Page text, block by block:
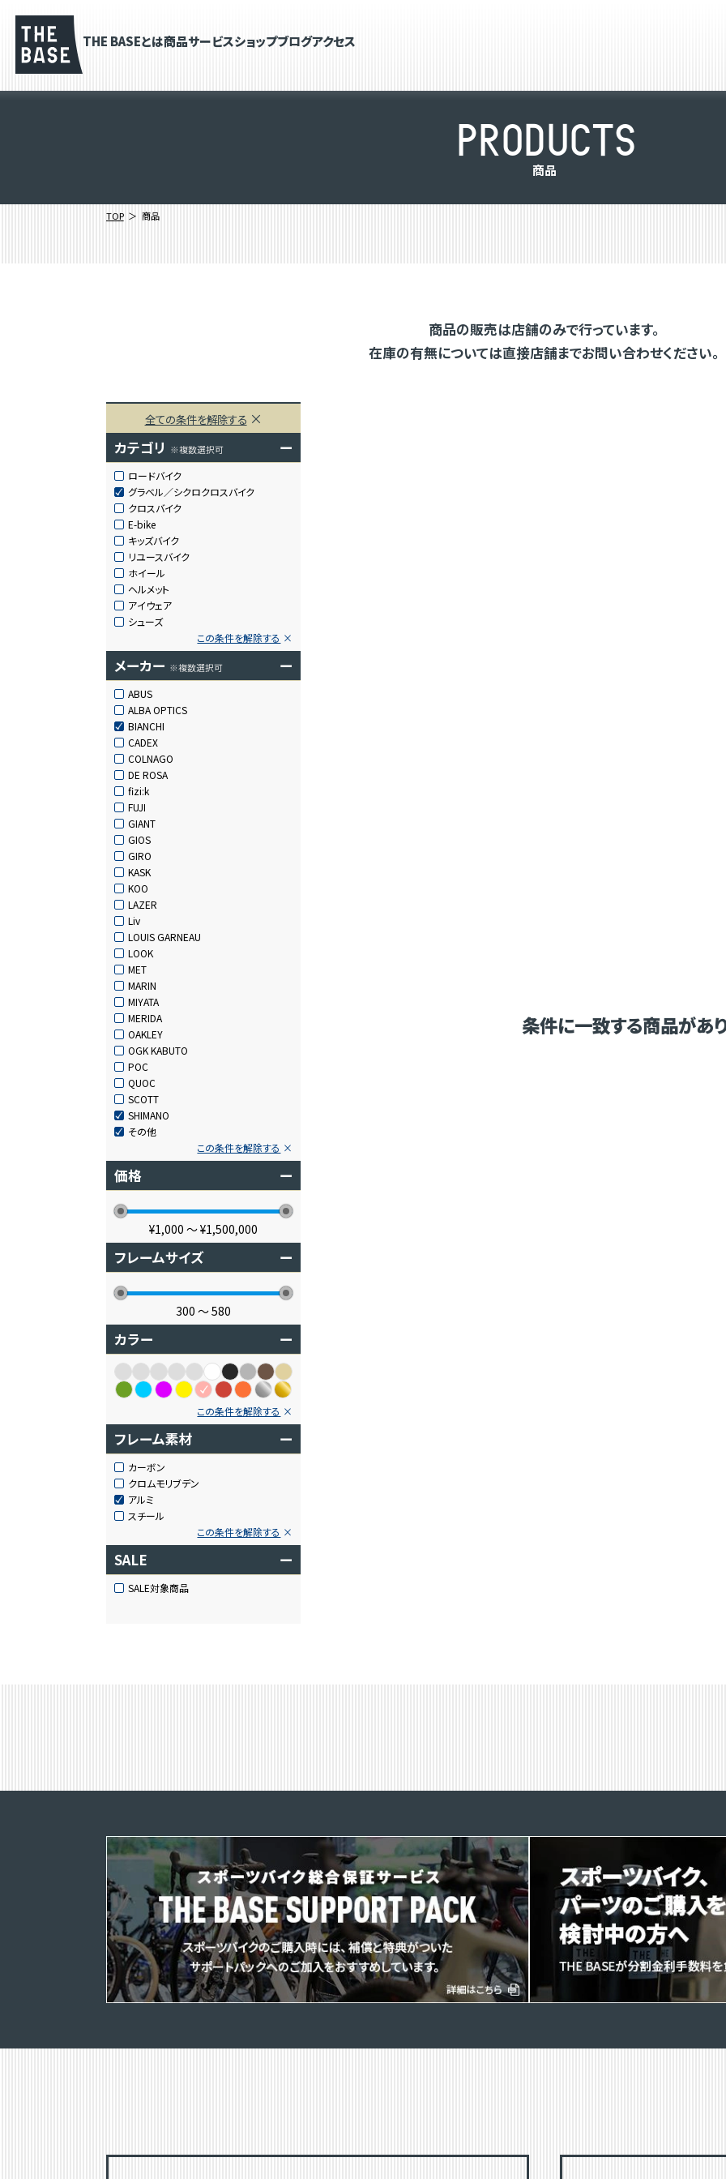
THE BASEとは商品サービスショップブログアクセス
PRODUCTS
商品
TOP 商品
商品の販売は店舗のみで行っています。
在庫の有無については直接店舗までお問い合わせください。
全ての条件を解除する
カテゴリ ※複数選択可 ー
ロードバイク
グラベル／シクロクロスバイク
クロスバイク
E-bike
キッズバイク
リユースバイク
ホイール
ヘルメット
アイウェア
シューズ
この条件を解除する
メーカー ※複数選択可 ー
ABUS
ALBA OPTICS
BIANCHI
CADEX
COLNAGO
DE ROSA
fizi:k
FUJI
GIANT
GIOS
GIRO
KASK
KOO
LAZER
Liv
LOUIS GARNEAU
LOOK
MET
MARIN
MIYATA
MERIDA
OAKLEY
OGK KABUTO
POC
QUOC
SCOTT
SHIMANO
その他
この条件を解除する
価格 ー
¥1,000 〜¥1,500,000
フレームサイズ ー
300 〜580
カラー ー
この条件を解除する
フレーム素材 ー
カーボン
クロムモリブデン
アルミ
スチール
この条件を解除する
SALE ー
SALE対象商品
条件に一致する商品があ